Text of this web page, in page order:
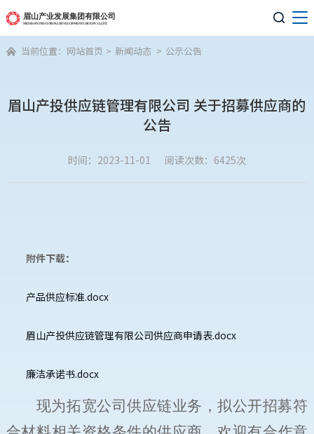

 当前位置： 网站首页 > 新闻动态 > 公示公告
眉山产投供应链管理有限公司 关于招募供应商的
公告
时间：2023-11-01 阅读次数：6425次
附件下载：
产品供应标准.docx
眉山产投供应链管理有限公司供应商申请表.docx
廉洁承诺书.docx
现为拓宽公司供应链业务，拟公开招募符